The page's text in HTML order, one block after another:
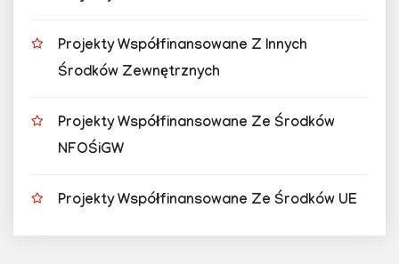
Projekty Współfinansowane Z Innych
Środków Zewnętrznych
Projekty Współfinansowane Ze Środków
NFOŚiGW
Projekty Współfinansowane Ze Środków UE